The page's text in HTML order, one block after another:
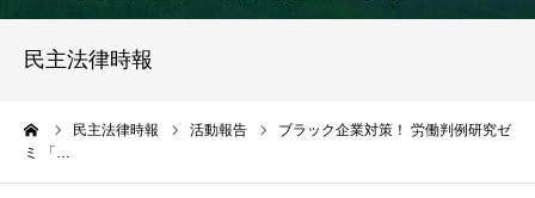
民主法律時報
民主法律時報 活動報告
ブラック企業対策！ 労働判例研究ゼ
ミ 「…